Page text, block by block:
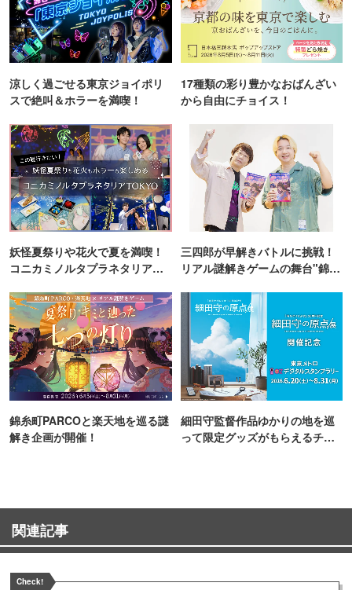
涼しく過ごせる東京ジョイポリ
スで絶叫＆ホラーを満喫！
17種類の彩り豊かなおばんざい
から自由にチョイス！
妖怪夏祭りや花火で夏を満喫！
コニカミノルタプラネタリア
三四郎が早解きバトルに挑戦！
リアル謎解きゲームの舞台"錦糸
錦糸町PARCOと楽天地を巡る謎
解き企画が開催！
細田守監督作品ゆかりの地を巡
って限定グッズがもらえるチャ
関連記事
Check!